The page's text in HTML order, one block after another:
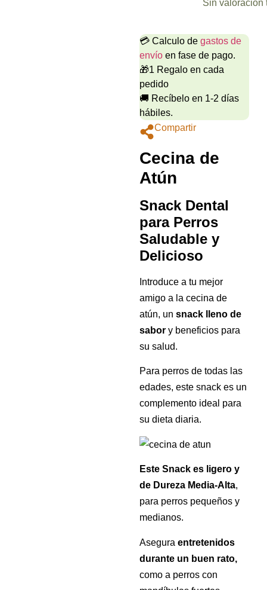
Sin valoración
💳 Calculo de gastos de
envíoen fase de pago.
🎁1 Regalo en cada
pedido
🚚 Recíbelo en 1-2 días
hábiles.
Compartir
Cecina de
Atún
Snack Dental
para Perros
Saludable y
Delicioso
Introduce a tu mejor
amigo a la cecina de
atún, un snack lleno de
sabory beneficios para
su salud.
Para perros de todas las
edades, este snack es un
complemento ideal para
su dieta diaria.
Este Snack es ligero y
de Dureza Media-Alta,
para perros pequeños y
medianos.
Asegura entretenidos
durante un buen rato,
como a perros con